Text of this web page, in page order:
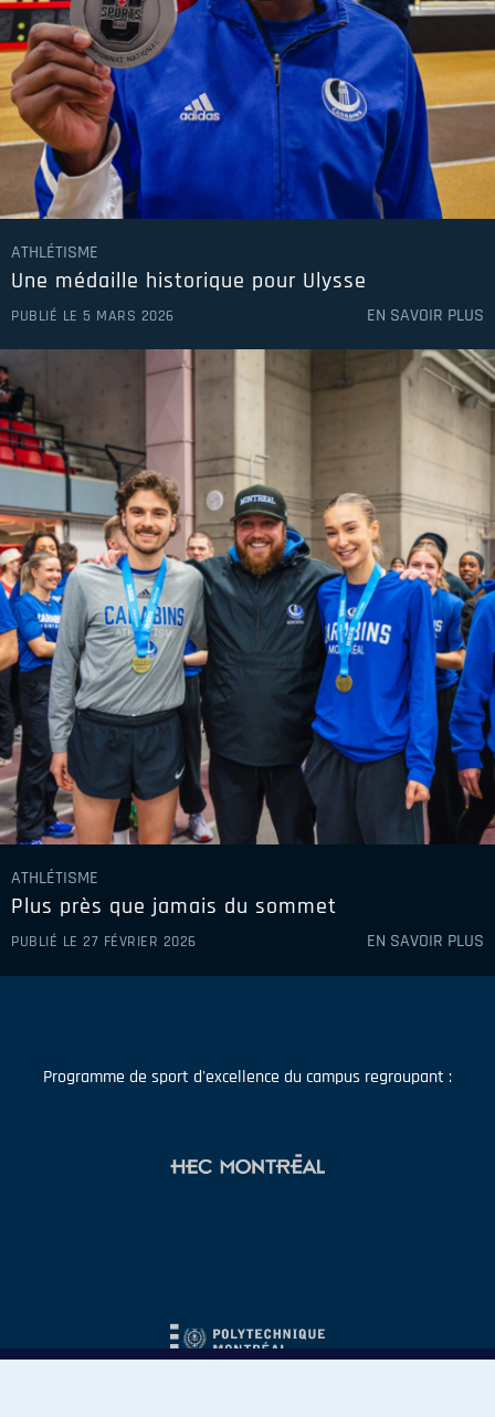
ATHLÉTISME
Une médaille historique pour Ulysse
PUBLIÉ LE 5 MARS 2026 EN SAVOIR PLUS
ATHLÉTISME
Plus près que jamais du sommet
PUBLIÉ LE 27 FÉVRIER 2026 EN SAVOIR PLUS
Programme de sport d'excellence du campus regroupant :